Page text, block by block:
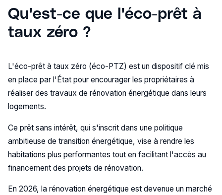
Qu'est-ce que l'éco-prêt à
taux zéro ?
L'éco-prêt à taux zéro (éco-PTZ) est un dispositif clé mis
en place par l'État pour encourager les propriétaires à
réaliser des travaux de rénovation énergétique dans leurs
logements.
Ce prêt sans intérêt, qui s'inscrit dans une politique
ambitieuse de transition énergétique, vise à rendre les
habitations plus performantes tout en facilitant l'accès au
financement des projets de rénovation.
En 2026, la rénovation énergétique est devenue un marché